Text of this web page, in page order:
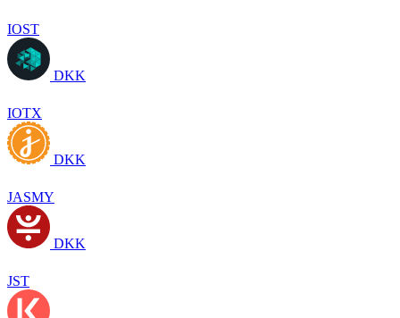
IOST
DKK
IOTX
DKK
JASMY
DKK
JST